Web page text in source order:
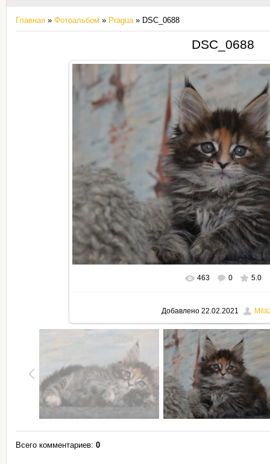
Главная » Фотоальбом » Pragua» DSC_0688
DSC_0688
В реальном размере 795x530
463 0 5.0
Добавлено22.02.2021
Всего комментариев: 0